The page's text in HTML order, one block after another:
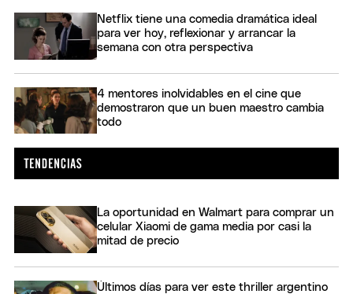
Netflix tiene una comedia dramática ideal
para ver hoy, reflexionar y arrancar la
semana con otra perspectiva
4 mentores inolvidables en el cine que
demostraron que un buen maestro cambia
todo
La oportunidad en Walmart para comprar un
celular Xiaomi de gama media por casi la
mitad de precio
Últimos días para ver este thriller argentino